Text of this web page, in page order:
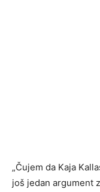
„Čujem da Kaja
još jedan argument